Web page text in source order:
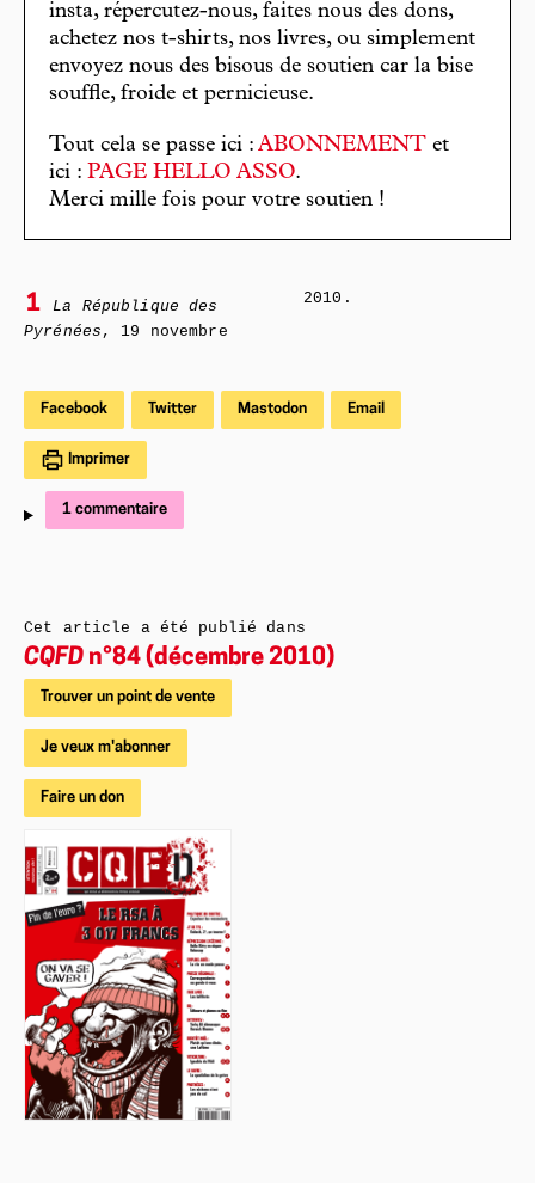
insta, répercutez-nous, faites nous des dons,
achetez nos t-shirts, nos livres, ou simplement
envoyez nous des bisous de soutien car la bise
souffle, froide et pernicieuse.
Tout cela se passe ici : ABONNEMENT et
ici : PAGE HELLO ASSO.
Merci mille fois pour votre soutien !
1
La République des
Pyrénées , 19 novembre
2010.
Facebook Twitter Mastodon Email
Imprimer
1 commentaire
Cet article a été publié dans
CQFD n°84 (décembre 2010)
Trouver un point de vente
Je veux m'abonner
Faire un don